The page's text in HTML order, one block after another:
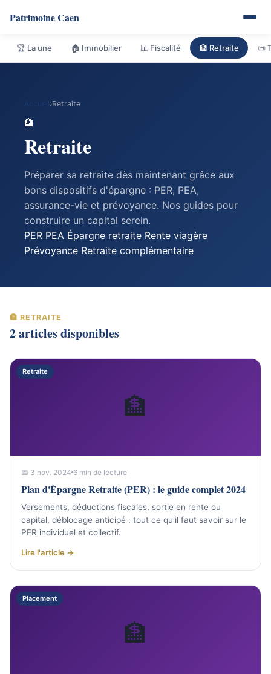
Patrimoine Caen
🏆 La une 🏠 Immobilier 📊 Fiscalité 🏦 Retraite 📜
›Retraite
🏦
Retraite
Préparer sa retraite dès maintenant grâce aux
bons dispositifs d'épargne : PER, PEA,
assurance-vie et prévoyance. Nos guides pour
construire un capital serein.
PER PEA Épargne retraite Rente viagère
Prévoyance Retraite complémentaire
🏦 RETRAITE
2 articles disponibles
🏦
Retraite
📅 3 nov. 2024 6 min de lecture
Plan d'Épargne Retraite (PER) : le guide complet 2024
Versements, déductions fiscales, sortie en rente ou
capital, déblocage anticipé : tout ce qu'il faut savoir sur le
PER individuel et collectif.
Lire l'article →
🏦
Placement